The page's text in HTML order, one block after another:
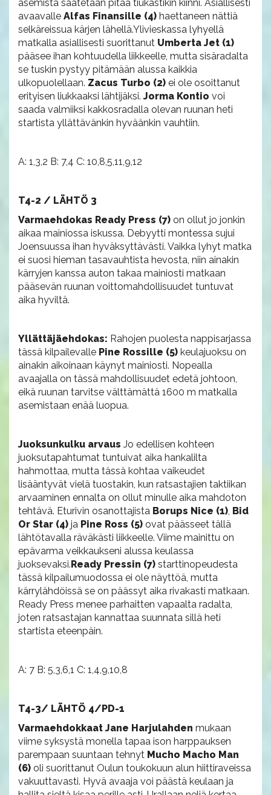
asemista saatetaan pitää tiukastikin kiinni. Asiallisesti
avaavalle Alfas Finansille (4) haettaneen nättiä
selkäreissua kärjen lähellä.Ylivieskassa lyhyellä
matkalla asiallisesti suorittanut Umberta Jet (1)
pääsee ihan kohtuudella liikkeelle, mutta sisäradalta
se tuskin pystyy pitämään alussa kaikkia
ulkopuolellaan. Zacus Turbo (2) ei ole osoittanut
erityisen liukkaaksi lähtijäksi. Jorma Kontio voi
saada valmiiksi kakkosradalla olevan ruunan heti
startista yllättävänkin hyväänkin vauhtiin.
A: 1,3,2 B: 7,4 C: 10,8,5,11,9,12
T4-2 / LÄHTÖ 3
Varmaehdokas Ready Press (7) on ollut jo jonkin
aikaa mainiossa iskussa. Debyytti montessa sujui
Joensuussa ihan hyväksyttävästi. Vaikka lyhyt matka
ei suosi hieman tasavauhtista hevosta, niin ainakin
kärryjen kanssa auton takaa mainiosti matkaan
pääsevän ruunan voittomahdollisuudet tuntuvat
aika hyviltä.
Yllättäjäehdokas: Rahojen puolesta nappisarjassa
tässä kilpailevalle Pine Rossille (5) keulajuoksu on
ainakin aikoinaan käynyt mainiosti. Nopealla
avaajalla on tässä mahdollisuudet edetä johtoon,
eikä ruunan tarvitse välttämättä 1600 m matkalla
asemistaan enää luopua.
Juoksunkulku arvaus Jo edellisen kohteen
juoksutapahtumat tuntuivat aika hankalilta
hahmottaa, mutta tässä kohtaa vaikeudet
lisääntyvät vielä tuostakin, kun ratsastajien taktiikan
arvaaminen ennalta on ollut minulle aika mahdoton
tehtävä. Eturivin osanottajista Borups Nice (1), Bid
Or Star (4) ja Pine Ross (5) ovat päässeet tällä
lähtötavalla räväkästi liikkeelle. Viime mainittu on
epävarma veikkaukseni alussa keulassa
juoksevaksi.Ready Pressin (7) starttinopeudesta
tässä kilpailumuodossa ei ole näyttöä, mutta
kärrylähdöissä se on päässyt aika rivakasti matkaan.
Ready Press menee parhaitten vapaalta radalta,
joten ratsastajan kannattaa suunnata sillä heti
startista eteenpäin.
A: 7 B: 5,3,6,1 C: 1,4,9,10,8
T4-3/ LÄHTÖ 4/PD-1
Varmaehdokkaat Jane Harjulahden mukaan
viime syksystä monella tapaa ison harppauksen
parempaan suuntaan tehnyt Mucho Macho Man
(6) oli suorittanut Oulun toukokuun alun hiittiraveissa
vakuuttavasti. Hyvä avaaja voi päästä keulaan ja